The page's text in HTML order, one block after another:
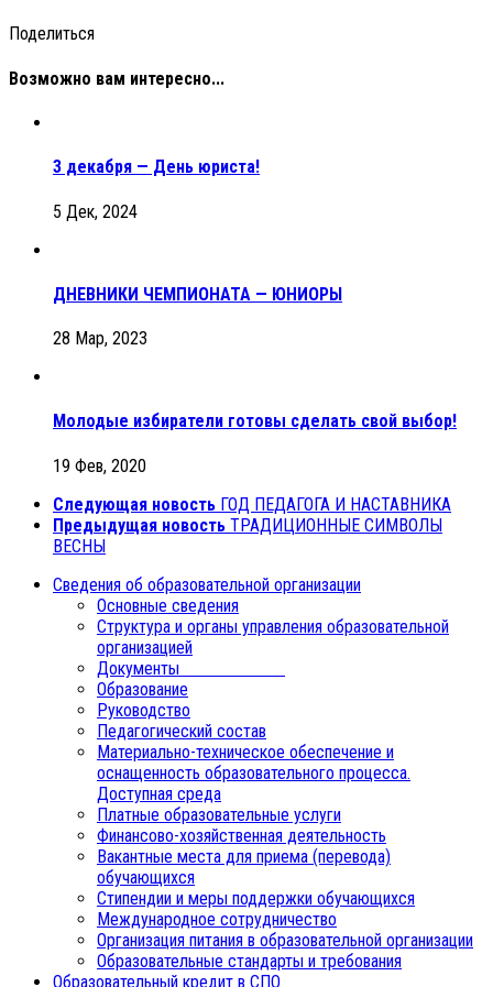
Поделиться
Возможно вам интересно...
3 декабря — День юриста!
5 Дек, 2024
ДНЕВНИКИ ЧЕМПИОНАТА — ЮНИОРЫ
28 Мар, 2023
Молодые избиратели готовы сделать свой выбор!
19 Фев, 2020
Следующая новость ГОД ПЕДАГОГА И НАСТАВНИКА
Предыдущая новость ТРАДИЦИОННЫЕ СИМВОЛЫ
ВЕСНЫ
Сведения об образовательной организации
Основные сведения
Структура и органы управления образовательной
организацией
Документы
Образование
Руководство
Педагогический состав
Материально-техническое обеспечение и
оснащенность образовательного процесса.
Доступная среда
Платные образовательные услуги
Финансово-хозяйственная деятельность
Вакантные места для приема (перевода)
обучающихся
Стипендии и меры поддержки обучающихся
Международное сотрудничество
Организация питания в образовательной организации
Образовательные стандарты и требования
Образовательный кредит в СПО